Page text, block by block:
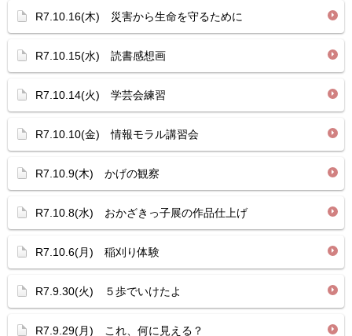
R7.10.16(木) 災害から生命を守るために
R7.10.15(水) 読書感想画
R7.10.14(火) 学芸会練習
R7.10.10(金) 情報モラル講習会
R7.10.9(木) かげの観察
R7.10.8(水) おかざきっ子展の作品仕上げ
R7.10.6(月) 稲刈り体験
R7.9.30(火) ５歩でいけたよ
R7.9.29(月) これ、何に見える？